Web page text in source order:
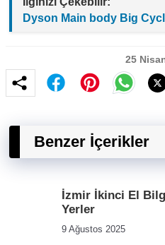
Dyson Main body Big
25
Benzer İçerikler
İzmir İkinci El
Yerler
9 Ağustos 2025